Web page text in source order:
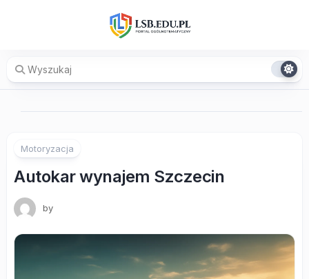
Motoryzacja
Autokar wynajem Szczecin
by